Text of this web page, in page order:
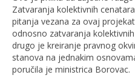
Zatvaranja kolektivnih
pitanja vezana za ovaj
odnosno zatvaranja
drugo je kreiranje pravnog
stanova na jednakim
poručila je ministrica Borovac.